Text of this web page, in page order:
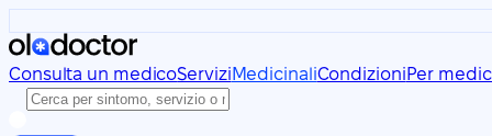
Consulta un medicoServiziMedicinaliCondizioniPer